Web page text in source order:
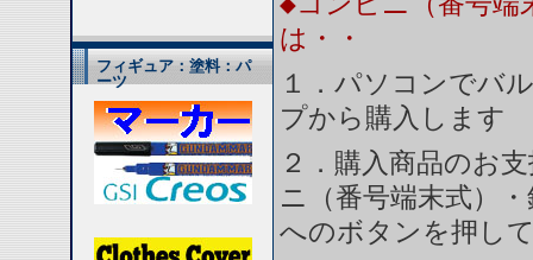
フィギュア：塗料：パ
ーツ
は・・
１．パソコンでバ
プから購入します
２．購入商品のお
ニ（番号端末式）
へのボタンを押し